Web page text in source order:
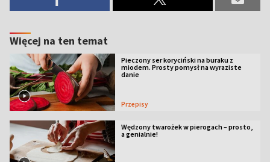
Więcej na ten temat
Pieczony ser koryciński na buraku z
miodem. Prosty pomysł na wyraziste
danie
Przepisy
Wędzony twarożek w pierogach – prosto,
a genialnie!